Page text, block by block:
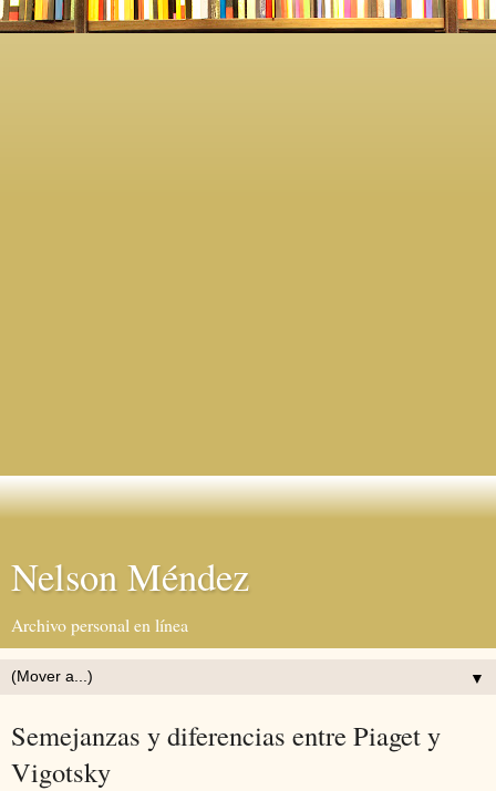
Nelson Méndez
Archivo personal en línea
▼
Semejanzas y diferencias entre Piaget y
Vigotsky